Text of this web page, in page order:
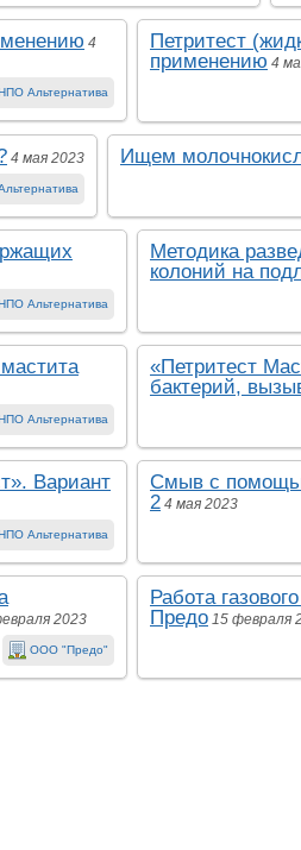
4
Альтернатива
Петритест
применению 4
4 мая 2023 Ищем
Альтернатива
Методика
колоний на
Альтернатива
«Петритест
бактерий,
Вариант
Альтернатива
Смыв с
2 4 мая 2023
2023
ООО "Предо"
Работа
Предо 15 февраля